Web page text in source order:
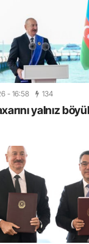
- 16:58 134
yalnız